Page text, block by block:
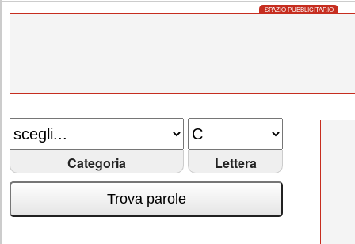
SPAZIO PUBBLICITARIO
Categoria Lettera
Trova parole